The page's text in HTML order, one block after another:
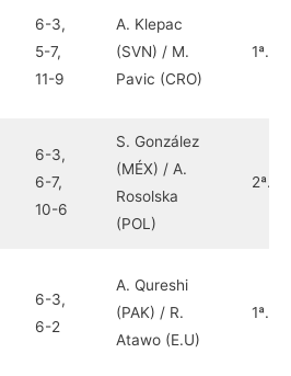
6-3,
5-7,
11-9
A. Klepac
(SVN) / M.
Pavic (CRO)
1ª.
6-3,
6-7,
10-6
S. González
(MÉX) / A.
Rosolska
(POL)
2ª.
6-3,
6-2
A. Qureshi
(PAK) / R.
Atawo (E.U)
1ª.